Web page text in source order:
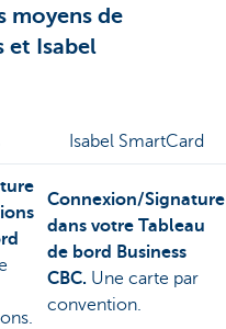
moyens de
et Isabel
Isabel SmartCard
Connexion/Signature
dans votre Tableau
de bord Business
CBC. Une carte par
convention.